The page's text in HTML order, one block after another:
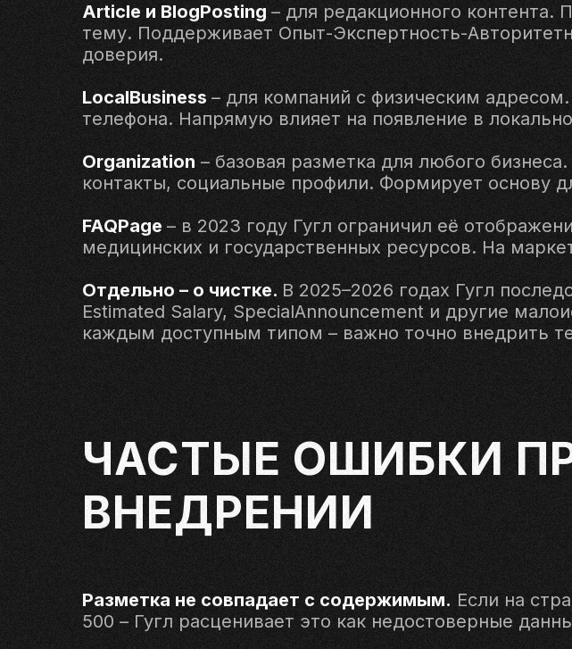
Article и BlogPosting – для редакционного контента.
тему. Поддерживает Опыт-Экспертность-
доверия.
LocalBusiness – для компаний с физическим
телефона. Напрямую влияет на появление в
Organization – базовая разметка для любого
контакты, социальные профили. Формирует основу
FAQPage – в 2023 году Гугл ограничил её
медицинских и государственных ресурсов. На
Отдельно – о чистке. В 2025–2026 годах Гугл
Estimated Salary, SpecialAnnouncement и другие
каждым доступным типом – важно точно внедрить
ЧАСТЫЕ ОШИБКИ
ВНЕДРЕНИИ
Разметка не совпадает с содержимым. Если на
500 – Гугл расценивает это как недостоверные